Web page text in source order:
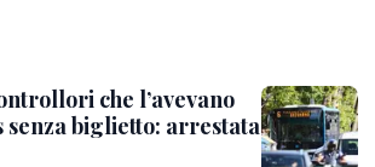
che l’avevano
senza biglietto: arrestata